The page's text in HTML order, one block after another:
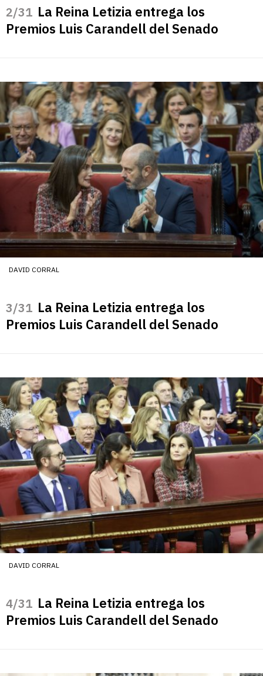
/31 La Reina Letizia entrega los
Premios Luis Carandell del Senado
DAVID CORRAL
/31 La Reina Letizia entrega los
Premios Luis Carandell del Senado
DAVID CORRAL
/31 La Reina Letizia entrega los
Premios Luis Carandell del Senado